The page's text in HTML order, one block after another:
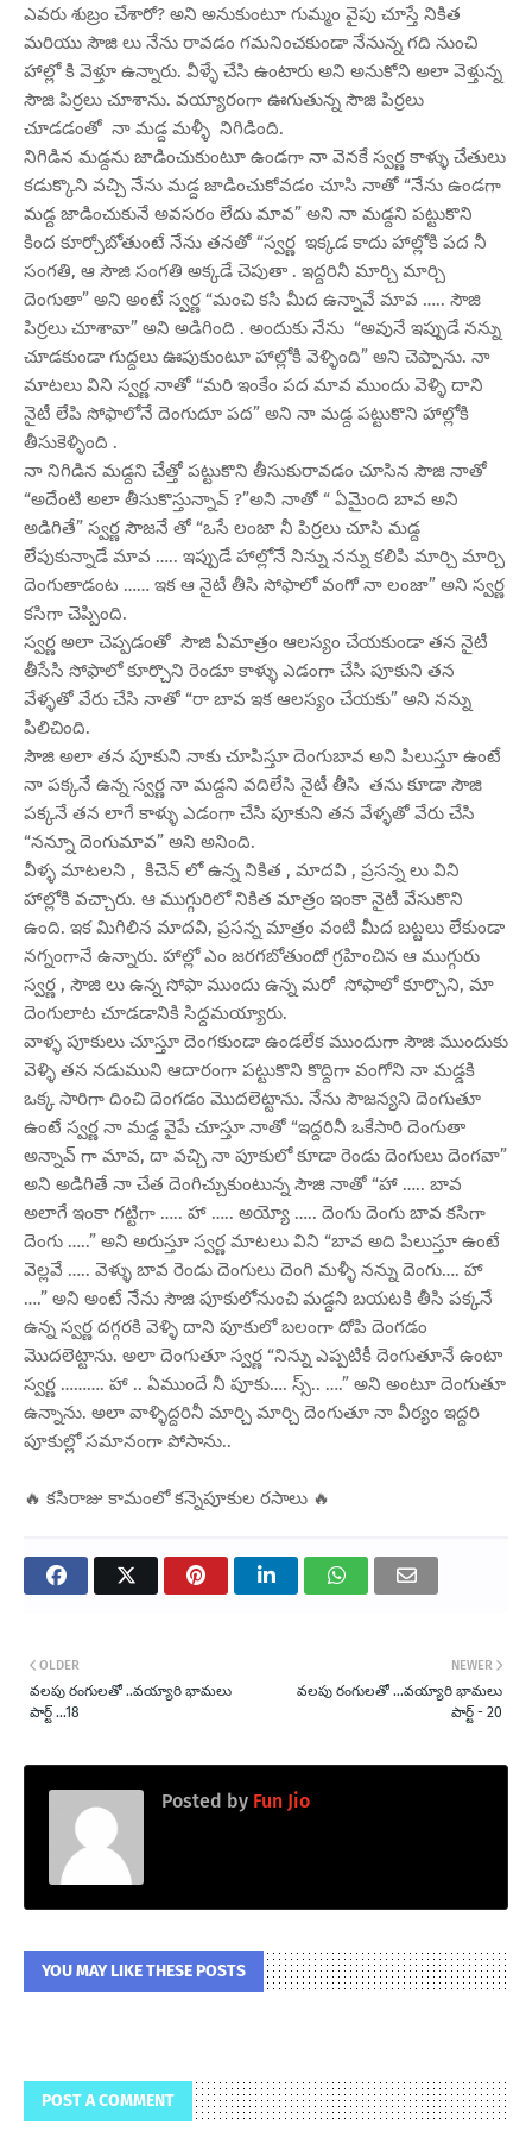
ఎవరు శుబ్రం చేశారో? అని అనుకుంటూ గుమ్మం వైపు చూస్తే నికిత
మరియు సౌజి లు నేను రావడం గమనించకుండా నేనున్న గది నుంచి
హాల్లో కి వెళ్తూ ఉన్నారు. వీళ్ళే చేసి ఉంటారు అని అనుకోని అలా వెళ్తున్న
సౌజి పిర్రలు చూశాను. వయ్యారంగా ఊగుతున్న సౌజి పిర్రలు
చూడడంతో నా మడ్ద మళ్ళీ నిగిడింది.
నిగిడిన మడ్దను జాడించుకుంటూ ఉండగా నా వెనకే స్వర్ణ కాళ్ళు చేతులు
కడుక్కొని వచ్చి నేను మడ్ద జాడించుకోవడం చూసి నాతో “నేను ఉండగా
మడ్ద జాడించుకునే అవసరం లేదు మావ” అని నా మడ్దని పట్టుకొని
కింద కూర్చోబోతుంటే నేను తనతో “స్వర్ణ ఇక్కడ కాదు హాల్లోకి పద నీ
సంగతి, ఆ సౌజి సంగతి అక్కడే చెపుతా . ఇద్దరినీ మార్చి మార్చి
దెంగుతా” అని అంటే స్వర్ణ “మంచి కసి మీద ఉన్నావే మావ ….. సౌజి
పిర్రలు చూశావా” అని అడిగింది . అందుకు నేను “అవునే ఇప్పుడే నన్ను
చూడకుండా గుద్దలు ఊపుకుంటూ హాల్లోకి వెళ్ళింది” అని చెప్పాను. నా
మాటలు విని స్వర్ణ నాతో “మరి ఇంకేం పద మావ ముందు వెళ్ళి దాని
నైటీ లేపి సోఫాలోనే దెంగుదూ పద” అని నా మడ్ద పట్టుకొని హాల్లోకి
తీసుకెళ్ళింది .
నా నిగిడిన మడ్దని చేత్తో పట్టుకొని తీసుకురావడం చూసిన సౌజి నాతో
“అదేంటి అలా తీసుకొస్తున్నావ్ ?”అని నాతో “ ఏమైంది బావ అని
అడిగితే” స్వర్ణ సౌజనే తో “ఒసే లంజా నీ పిర్రలు చూసి మడ్ద
లేపుకున్నాడే మావ ….. ఇప్పుడే హాల్లోనే నిన్ను నన్ను కలిపి మార్చి మార్చి
దెంగుతాడంట …… ఇక ఆ నైటీ తీసి సోఫాలో వంగో నా లంజా” అని స్వర్ణ
కసిగా చెప్పింది.
స్వర్ణ అలా చెప్పడంతో సౌజి ఏమాత్రం ఆలస్యం చేయకుండా తన నైటీ
తీసేసి సోఫాలో కూర్చొని రెండూ కాళ్ళు ఎడంగా చేసి పూకుని తన
వేళ్ళతో వేరు చేసి నాతో “రా బావ ఇక ఆలస్యం చేయకు” అని నన్ను
పిలిచింది.
సౌజి అలా తన పూకుని నాకు చూపిస్తూ దెంగుబావ అని పిలుస్తూ ఉంటే
నా పక్కనే ఉన్న స్వర్ణ నా మడ్దని వదిలేసి నైటీ తీసి తను కూడా సౌజి
పక్కనే తన లాగే కాళ్ళు ఎడంగా చేసి పూకుని తన వేళ్ళతో వేరు చేసి
“నన్నూ దెంగుమావ” అని అనింది.
వీళ్ళ మాటలని , కిచెన్ లో ఉన్న నికిత , మాదవి , ప్రసన్న లు విని
హాల్లోకి వచ్చారు. ఆ ముగ్గురిలో నికిత మాత్రం ఇంకా నైటీ వేసుకొని
ఉంది. ఇక మిగిలిన మాదవి, ప్రసన్న మాత్రం వంటి మీద బట్టలు లేకుండా
నగ్నంగానే ఉన్నారు. హాల్లో ఎం జరగబోతుందో గ్రహించిన ఆ ముగ్గురు
స్వర్ణ , సౌజి లు ఉన్న సోఫా ముందు ఉన్న మరో సోఫాలో కూర్చొని, మా
దెంగులాట చూడడానికి సిద్దమయ్యారు.
వాళ్ళ పూకులు చూస్తూ దెంగకుండా ఉండలేక ముందుగా సౌజి ముందుకు
వెళ్ళి తన నడుముని ఆదారంగా పట్టుకొని కొద్దిగా వంగోని నా మడ్డకి
ఒక్క సారిగా దించి దెంగడం మొదలెట్టాను. నేను సౌజన్యని దెంగుతూ
ఉంటే స్వర్ణ నా మడ్ద వైపే చూస్తూ నాతో “ఇద్దరినీ ఒకేసారి దెంగుతా
అన్నావ్ గా మావ, దా వచ్చి నా పూకులో కూడా రెండు దెంగులు దెంగవా”
అని అడిగితే నా చేత దెంగిచ్చుకుంటున్న సౌజి నాతో “హా ….. బావ
అలాగే ఇంకా గట్టిగా ….. హా ….. అయ్యో ….. దెంగు దెంగు బావ కసిగా
దెంగు …..” అని అరుస్తూ స్వర్ణ మాటలు విని “బావ అది పిలుస్తూ ఉంటే
వెల్లవే ….. వెళ్ళు బావ రెండు దెంగులు దెంగి మళ్ళీ నన్ను దెంగు…. హా
….” అని అంటే నేను సౌజి పూకులోనుంచి మడ్దని బయటకి తీసి పక్కనే
ఉన్న స్వర్ణ దగ్గరకి వెళ్ళి దాని పూకులో బలంగా దోపి దెంగడం
మొదలెట్టాను. అలా దెంగుతూ స్వర్ణ “నిన్ను ఎప్పటికీ దెంగుతూనే ఉంటా
స్వర్ణ ………. హా .. ఏముందే నీ పూకు…. స్స్.. ….” అని అంటూ దెంగుతూ
ఉన్నాను. అలా వాళ్ళిద్దరినీ మార్చి మార్చి దెంగుతూ నా వీర్యం ఇద్దరి
పూకుల్లో సమానంగా పోసాను..
🔥 కసిరాజు కామంలో కన్నెపూకుల రసాలు 🔥
NEWER
వలపు రంగులతో ...వయ్యారి భామలు
పార్ట్ - 20
OLDER
వలపు రంగులతో ..వయ్యారి భామలు
పార్ట్ ...18
Posted by Fun Jio
YOU MAY LIKE THESE POSTS
POST A COMMENT